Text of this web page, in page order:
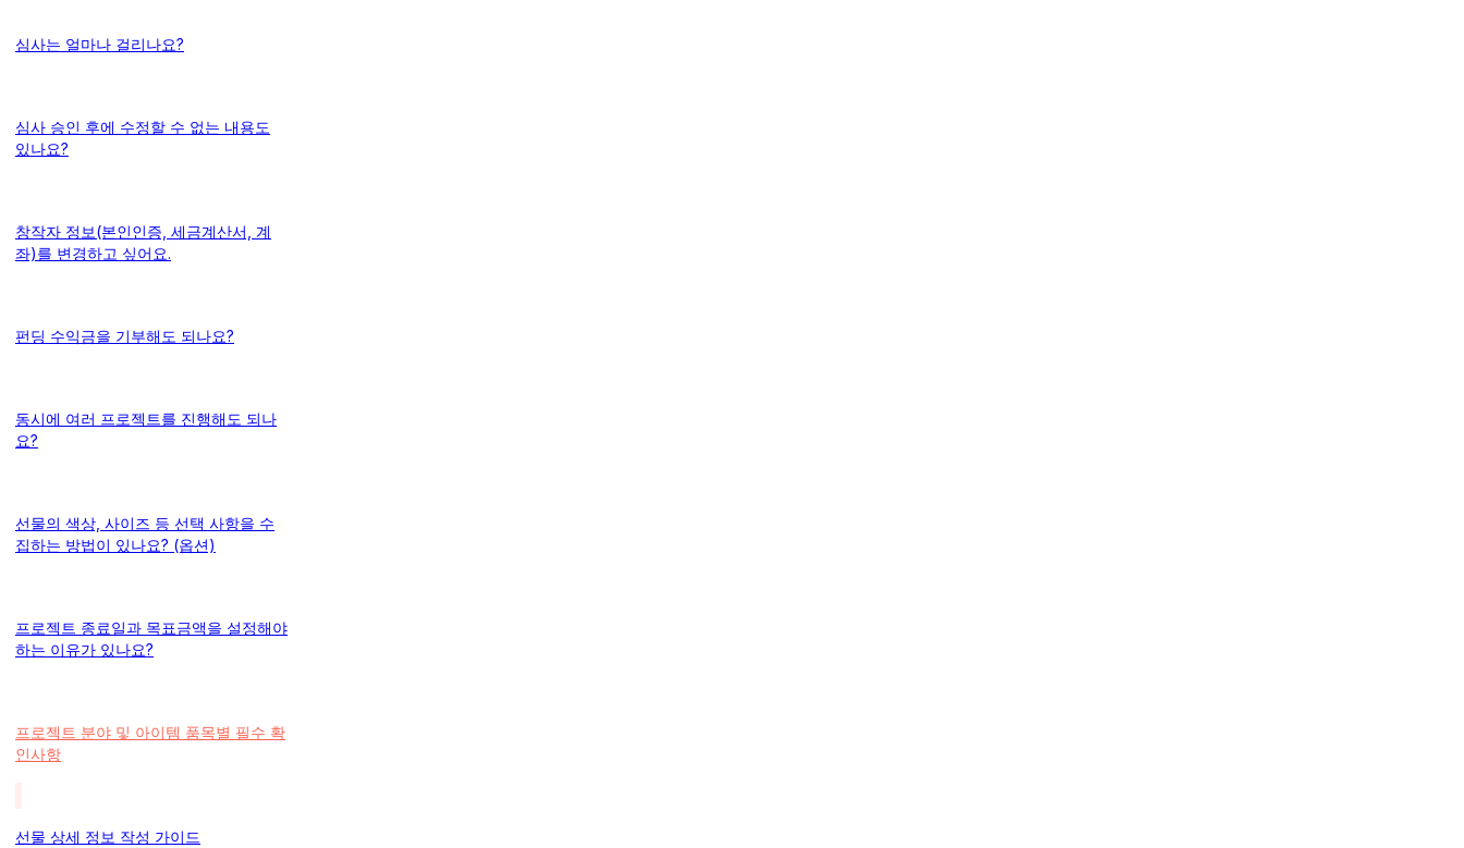
심사는 얼마나 걸리나요?
심사 승인 후에 수정할 수 없는 내용도
있나요?
창작자 정보(본인인증, 세금계산서, 계
좌)를 변경하고 싶어요.
펀딩 수익금을 기부해도 되나요?
동시에 여러 프로젝트를 진행해도 되나
요?
선물의 색상, 사이즈 등 선택 사항을 수
집하는 방법이 있나요? (옵션)
프로젝트 종료일과 목표금액을 설정해야
하는 이유가 있나요?
프로젝트 분야 및 아이템 품목별 필수 확
인사항
선물 상세 정보 작성 가이드